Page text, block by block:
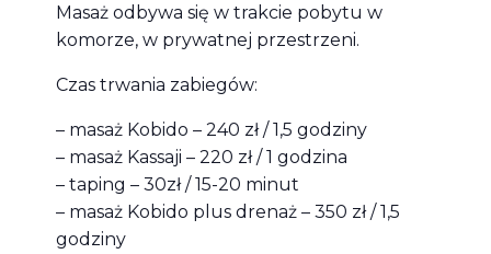
Masaż odbywa się w trakcie pobytu w
komorze, w prywatnej przestrzeni.
Czas trwania zabiegów:
– masaż Kobido – 240 zł / 1,5 godziny
– masaż Kassaji – 220 zł / 1 godzina
– taping – 30zł / 15-20 minut
– masaż Kobido plus drenaż – 350 zł / 1,5
godziny